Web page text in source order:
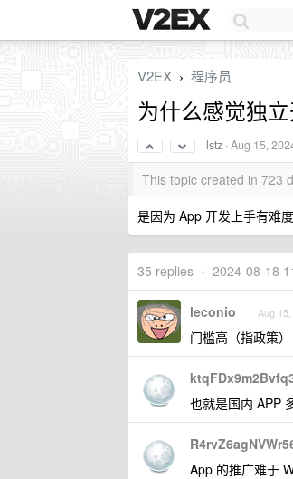
V2EX › 程序员
为什么感觉独
lstz ·Aug 15,
This topic created in 723
是因为 App 开发上手有难
35 replies • 2024-08-18
leconio Aug
门槛高（指政策）
也就是国内 APP
App 的推广难于